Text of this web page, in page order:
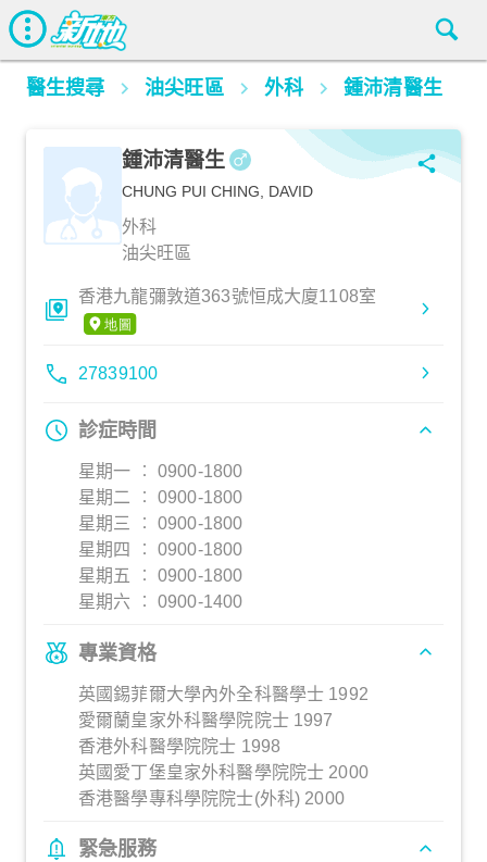
醫生搜尋 油尖旺區 外科 鍾沛清醫生
鍾沛清醫生
CHUNG PUI CHING, DAVID
外科
油尖旺區
香港九龍彌敦道363號恒成大廈1108室
27839100
診症時間
星期一 ︰ 0900-1800
星期二 ︰ 0900-1800
星期三 ︰ 0900-1800
星期四 ︰ 0900-1800
星期五 ︰ 0900-1800
星期六 ︰ 0900-1400
專業資格
英國錫菲爾大學內外全科醫學士 1992
愛爾蘭皇家外科醫學院院士 1997
香港外科醫學院院士 1998
英國愛丁堡皇家外科醫學院院士 2000
香港醫學專科學院院士(外科) 2000
緊急服務